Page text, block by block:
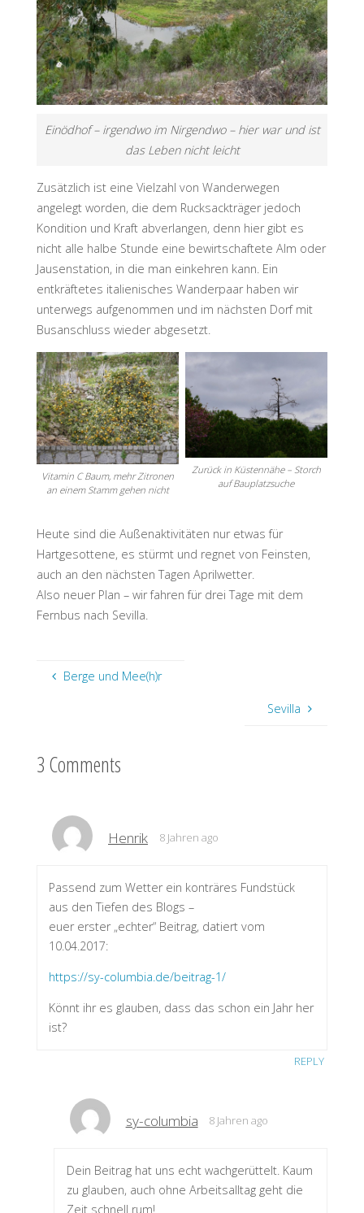
Einödhof – irgendwo im Nirgendwo – hier war und ist
das Leben nicht leicht
Zusätzlich ist eine Vielzahl von Wanderwegen
angelegt worden, die dem Rucksackträger jedoch
Kondition und Kraft abverlangen, denn hier gibt es
nicht alle halbe Stunde eine bewirtschaftete Alm oder
Jausenstation, in die man einkehren kann. Ein
entkräftetes italienisches Wanderpaar haben wir
unterwegs aufgenommen und im nächsten Dorf mit
Busanschluss wieder abgesetzt.
Vitamin C Baum, mehr Zitronen
an einem Stamm gehen nicht
Zurück in Küstennähe – Storch
auf Bauplatzsuche
Heute sind die Außenaktivitäten nur etwas für
Hartgesottene, es stürmt und regnet von Feinsten,
auch an den nächsten Tagen Aprilwetter.
Also neuer Plan – wir fahren für drei Tage mit dem
Fernbus nach Sevilla.
Berge und Mee(h)r
Sevilla
3 Comments
Henrik 8 Jahren ago
Passend zum Wetter ein konträres Fundstück
aus den Tiefen des Blogs –
euer erster „echter“ Beitrag, datiert vom
10.04.2017:
https://sy-columbia.de/beitrag-1/
Könnt ihr es glauben, dass das schon ein Jahr her
ist?
REPLY
sy-columbia 8 Jahren ago
Dein Beitrag hat uns echt wachgerüttelt. Kaum
zu glauben, auch ohne Arbeitsalltag geht die
Zeit schnell rum!